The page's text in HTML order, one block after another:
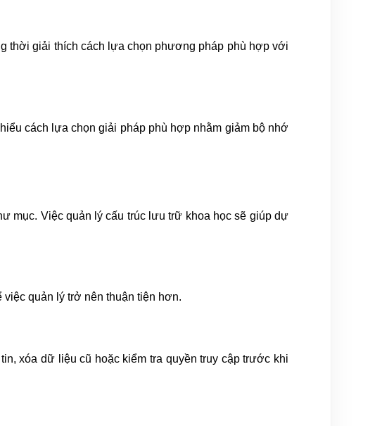
thời giải thích cách lựa chọn phương pháp phù hợp với
cách lựa chọn giải pháp phù hợp nhằm giảm bộ nhớ
mục. Việc quản lý cấu trúc lưu trữ khoa học sẽ giúp dự
quản lý trở nên thuận tiện hơn.
xóa dữ liệu cũ hoặc kiểm tra quyền truy cập trước khi